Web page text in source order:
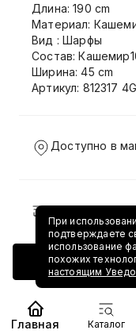
Длина: 190 cm
Материал:
Вид : Шарфы
Состав:
Ширина: 45 cm
Артикул: 812317
Доступно в
Доставка и
При
подтверждаете
использование
похожих
настоящим
Главная Каталог